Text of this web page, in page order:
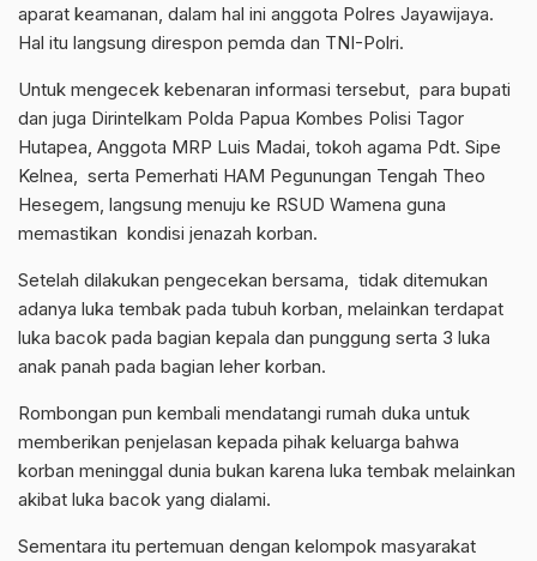
aparat keamanan, dalam hal ini anggota Polres Jayawijaya.
Hal itu langsung direspon pemda dan TNI-Polri.
Untuk mengecek kebenaran informasi tersebut, para bupati
dan juga Dirintelkam Polda Papua Kombes Polisi Tagor
Hutapea, Anggota MRP Luis Madai, tokoh agama Pdt. Sipe
Kelnea, serta Pemerhati HAM Pegunungan Tengah Theo
Hesegem, langsung menuju ke RSUD Wamena guna
memastikan kondisi jenazah korban.
Setelah dilakukan pengecekan bersama, tidak ditemukan
adanya luka tembak pada tubuh korban, melainkan terdapat
luka bacok pada bagian kepala dan punggung serta 3 luka
anak panah pada bagian leher korban.
Rombongan pun kembali mendatangi rumah duka untuk
memberikan penjelasan kepada pihak keluarga bahwa
korban meninggal dunia bukan karena luka tembak melainkan
akibat luka bacok yang dialami.
Sementara itu pertemuan dengan kelompok masyarakat